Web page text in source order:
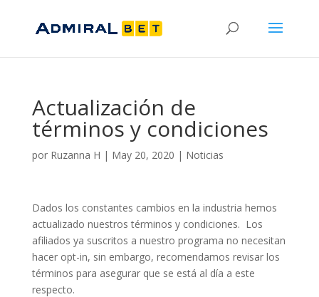
Actualización de
términos y condiciones
por Ruzanna H | May 20, 2020 | Noticias
Dados los constantes cambios en la industria hemos
actualizado nuestros términos y condiciones. Los
afiliados ya suscritos a nuestro programa no necesitan
hacer opt-in, sin embargo, recomendamos revisar los
términos para asegurar que se está al día a este
respecto.